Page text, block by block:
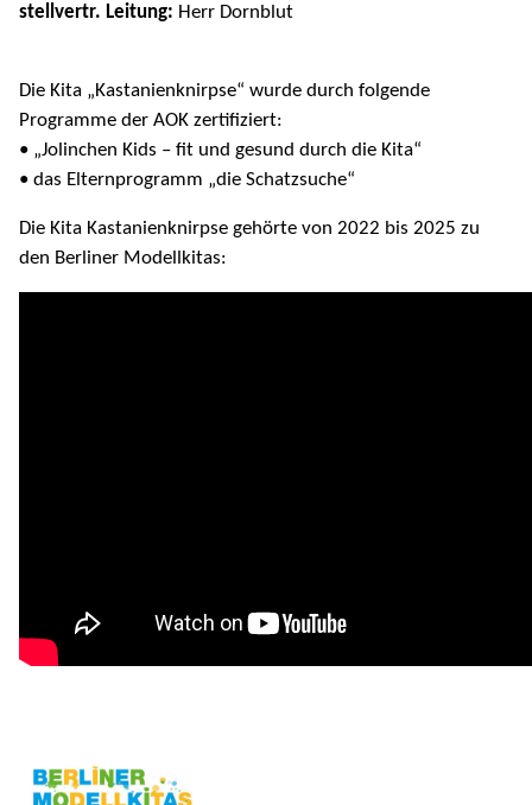
stellvertr. Leitung: Herr Dornblut
Die Kita „Kastanienknirpse“ wurde durch folgende
Programme der AOK zertifiziert:
• „Jolinchen Kids – fit und gesund durch die Kita“
• das Elternprogramm „die Schatzsuche“
Die Kita Kastanienknirpse gehörte von 2022 bis 2025 zu
den Berliner Modellkitas: